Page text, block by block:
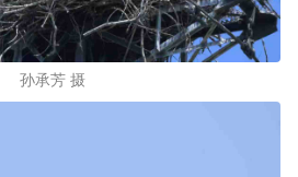
孙承芳 摄